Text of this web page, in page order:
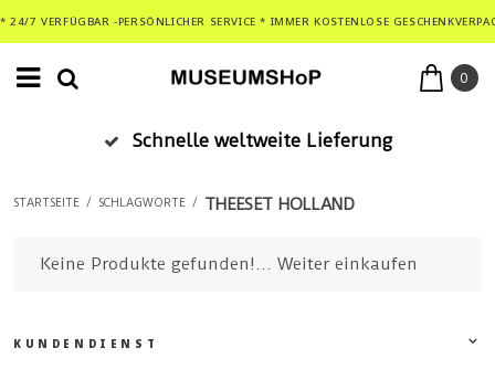
* 24/7 VERFÜGBAR -PERSÖNLICHER SERVICE * IMMER KOSTENLOSE
0
Schnelle weltweite Lieferung
STARTSEITE / SCHLAGWORTE / THEESET HOLLAND
Keine Produkte gefunden!... Weiter einkaufen
KUNDENDIENST